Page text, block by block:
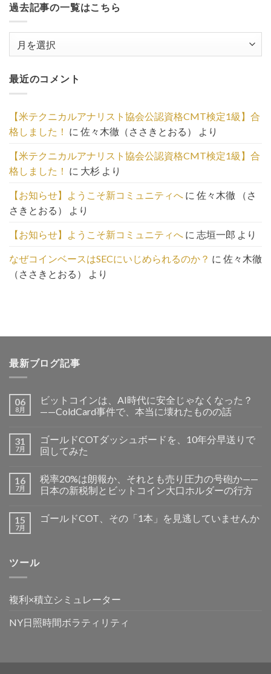
過去記事の一覧はこちら
事
の
覧
は
こ
ち
ら
最近のコメント
【米テクニカルアナリスト協会公認資格CMT検定1級】合
格しました！ に 佐々木徹（ささきとおる） より
【米テクニカルアナリスト協会公認資格CMT検定1級】合
格しました！ に 大杉 より
【お知らせ】ようこそ新コミュニティへ に 佐々木徹 （さ
さきとおる）
より
【お知らせ】ようこそ新コミュニティへ に 志垣一郎 より
なぜコインベースはSECにいじめられるのか？ に 佐々木徹
（ささきとおる）
より
最新ブログ記事
06
8月
ビットコインは、AI時代に安全じゃなくなった？
——ColdCard事件で、本当に壊れたものの話
31
7月
ゴールドCOTダッシュボードを、10年分早送りで
回してみた
16
7月
税率20%は朗報か、それとも売り圧力の号砲か——
日本の新税制とビットコイン大口ホルダーの行方
15
7月
ゴールドCOT、その「1本」を見逃していませんか
ツール
複利×積立シミュレーター
NY日照時間ボラティリティ